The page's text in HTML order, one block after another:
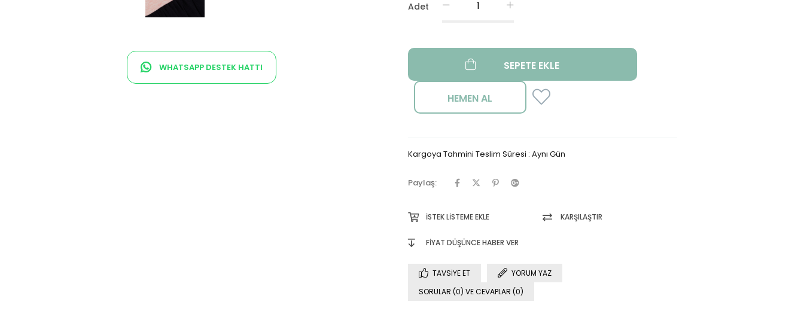
WHATSAPP DESTEK HATTI
Adet
Kargoya Tahmini Teslim Süresi : Aynı Gün
Paylaş:
İSTEK LISTEME EKLE KARŞILAŞTIR
FIYAT DÜŞÜNCE HABER VER
TAVSIYE ET
YORUM YAZ
SORULAR (0) VE CEVAPLAR (0)